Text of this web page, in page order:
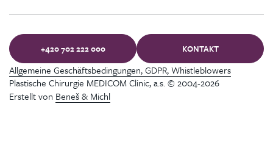
+420 702 222 000 KONTAKT
Plastische Chirurgie MEDICOM Clinic, a.s. © 2004-2026
Allgemeine Geschäftsbedingungen, GDPR, Whistleblowers
Erstellt von Beneš & Michl